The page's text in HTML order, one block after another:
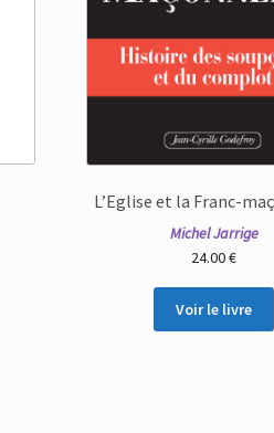
L’Eglise et la Franc-
Michel Jarrige
24.00€
Voir le livre